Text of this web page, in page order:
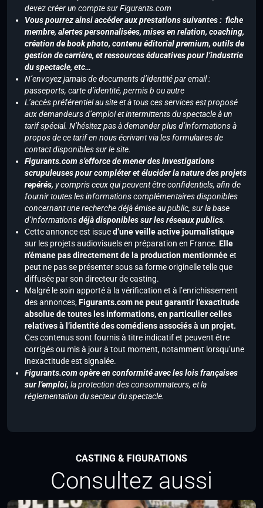
devez créer un compte sur Figurants.com
Vous pourrez ainsi accéder aux prestations suivantes : fiche
membre, alertes personnalisées, mises en relation, coaching,
création de book photo, contenu éditorial premium, outils de
gestion de carrière, et ressources éducatives pour l’industrie
du spectacle, etc…
N’envoyez jamais de documents d’identité par email :
passeports, carte d’identité, permis b ou autre
L’accès préférentiel au site et à tous ces services est proposé
aux demandeurs d’emploi et intermittents du spectacle à un
tarif spécial. N’hésitez pas à demander plus d’informations à
propos de ce tarif en nous écrivant via les formulaires de
contact disponibles sur le site.
Figurants.com s’efforce de mener des investigations
scrupuleuses pour compléter et élucider la nature des projets
repérés, y compris ceux qui peuvent être confidentiels, afin de
fournir toutes les informations complémentaires disponibles
concernant une recherche déjà émise au public, sur la base
d’informationsdéjà disponibles sur les réseaux publics.
Cette annonce est issued’une veille active journalistique
sur les projets audiovisuels en préparation en France. Elle
n’émane pas directement de la production mentionnéeet
peut ne pas se présenter sous sa forme originelle telle que
diffusée par son directeur de casting.
Malgré le soin apporté à la vérification et à l’enrichissement
des annonces,Figurants.com ne peut garantir l’exactitude
absolue de toutes les informations, en particulier celles
relatives à l’identité des comédiens associés à un projet.
Ces contenus sont fournis à titre indicatif et peuvent être
corrigés ou mis à jour à tout moment, notamment lorsqu’une
inexactitude est signalée.
Figurants.com opère en conformité avec les lois françaises
sur l’emploi, la protection des consommateurs, et la
réglementation du secteur du spectacle.
CASTING & FIGURATIONS
Consultez aussi